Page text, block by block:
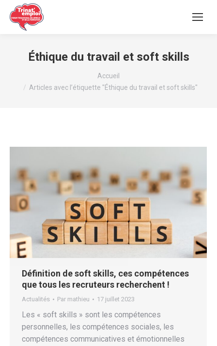
Éthique du travail et soft skills
Accueil
Articles avec l’étiquette "Éthique du travail et soft skills"
Définition de soft skills, ces compétences
que tous les recruteurs recherchent !
Actualités Par mathieu 17 juillet 2023
Les « soft skills » sont les compétences
personnelles, les compétences sociales, les
compétences communicatives et émotionnelles